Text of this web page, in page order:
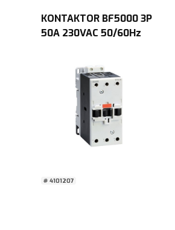
KONTAKTOR BF5000 3P
50A 230VAC 50/60Hz
# 4101207